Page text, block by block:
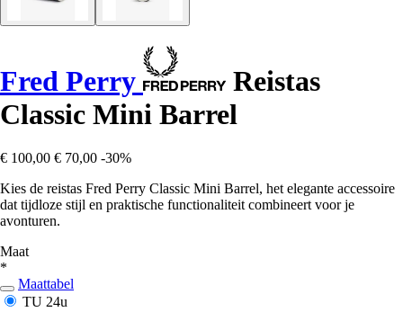
Fred Perry
Reistas
Classic Mini Barrel
€ 100,00 € 70,00 -30%
Kies de reistas Fred Perry Classic Mini Barrel, het elegante accessoire
dat tijdloze stijl en praktische functionaliteit combineert voor je
avonturen.
Maat
*
Maattabel
TU 24u